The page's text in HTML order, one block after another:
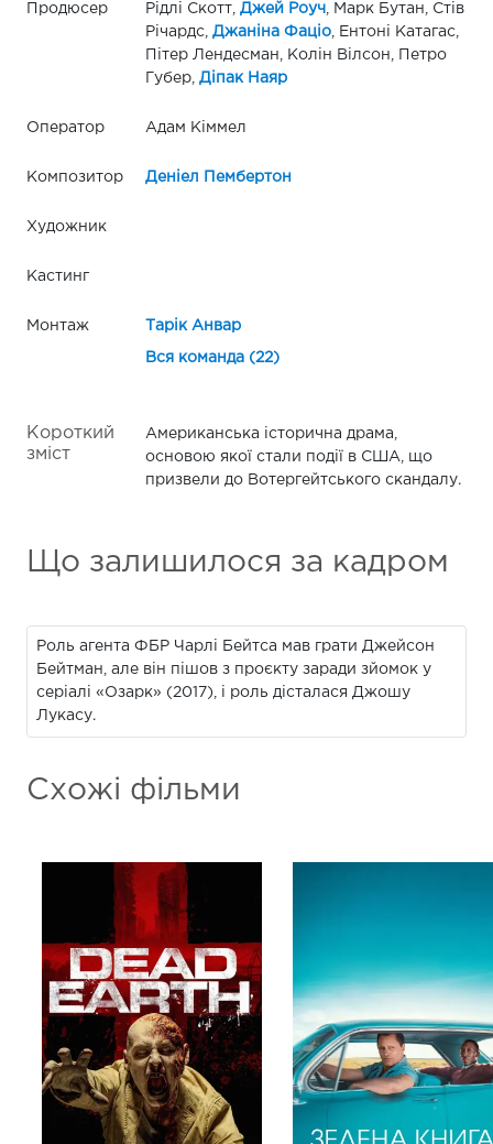
Продюсер Рідлі Скотт, Джей Роуч, Марк Бутан, Стів
Річардс, Джаніна Фаціо, Ентоні Катагас,
Пітер Лендесман, Колін Вілсон, Петро
Губер, Діпак Наяр
Оператор Адам Кіммел
Композитор Деніел Пембертон
Художник
Кастинг
Монтаж Тарік Анвар
Вся команда (22)
Короткий
зміст
Американська історична драма,
основою якої стали події в США, що
призвели до Вотергейтського скандалу.
Що залишилося за кадром
Роль агента ФБР Чарлі Бейтса мав грати Джейсон
Бейтман, але він пішов з проєкту заради зйомок у
серіалі «Озарк» (2017), і роль дісталася Джошу
Лукасу.
Схожі фільми